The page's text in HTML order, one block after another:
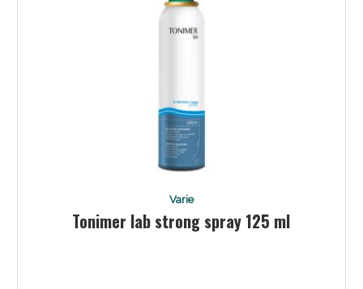
Varie
Tonimer lab strong spray 125 ml
Scopri le offerte di Oggi